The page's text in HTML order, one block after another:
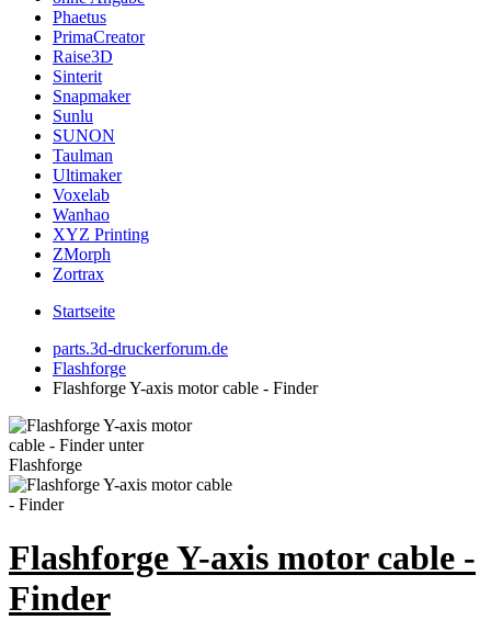
Phaetus
PrimaCreator
Raise3D
Sinterit
Snapmaker
Sunlu
SUNON
Taulman
Ultimaker
Voxelab
Wanhao
XYZ Printing
ZMorph
Zortrax
Startseite
parts.3d-druckerforum.de
Flashforge
Flashforge Y-axis motor cable - Finder
Flashforge Y-axis motor cable -
Finder